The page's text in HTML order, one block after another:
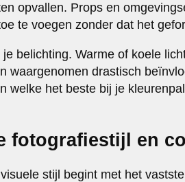
opvallen. Props en
te voegen zonder dat het
je belichting. Warme of koele
waargenomen drastisch
welke het beste bij je
fotografiestijl en
stijl begint met het